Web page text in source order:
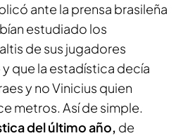
ante la prensa brasileña
estudiado los
de sus jugadores
que la estadística decía
y no Vinicius quien
metros. Así de simple.
del último año, de